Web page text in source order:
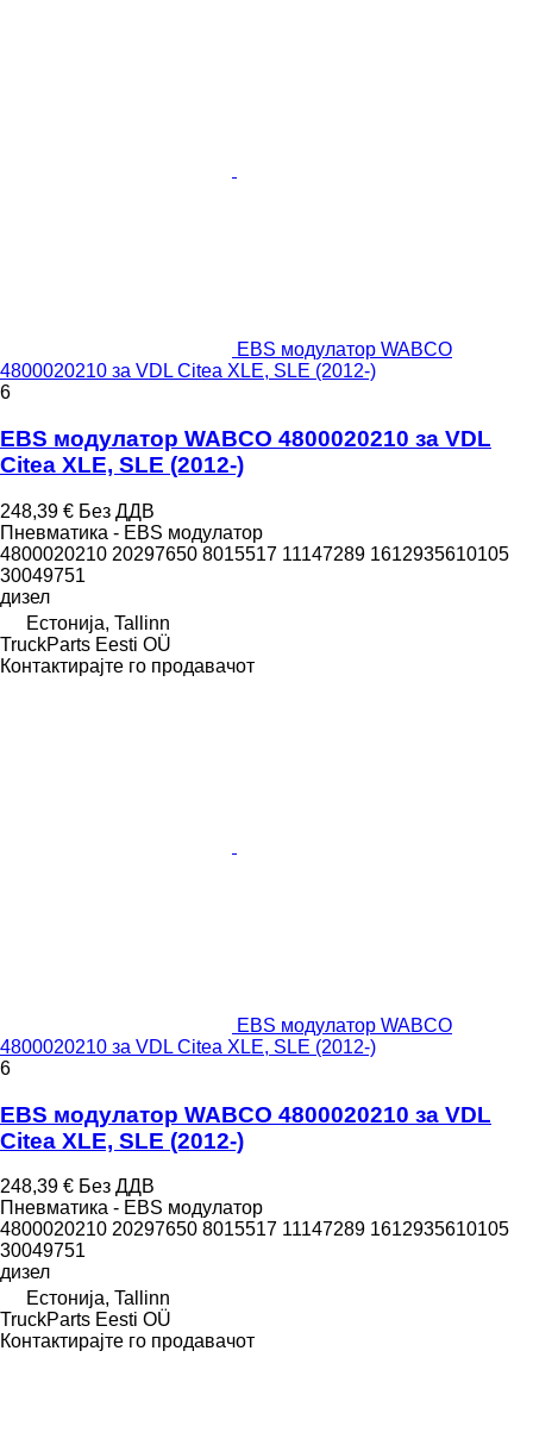
EBS модулатор WABCO
4800020210 за VDL Citea XLE, SLE (2012-)
6
EBS модулатор WABCO 4800020210 за VDL
Citea XLE, SLE (2012-)
248,39 € Без ДДВ
Пневматика - EBS модулатор
4800020210 20297650 8015517 11147289 1612935610105
30049751
дизел
Естонија, Tallinn
TruckParts Eesti OÜ
Контактирајте го продавачот
EBS модулатор WABCO
4800020210 за VDL Citea XLE, SLE (2012-)
6
EBS модулатор WABCO 4800020210 за VDL
Citea XLE, SLE (2012-)
248,39 € Без ДДВ
Пневматика - EBS модулатор
4800020210 20297650 8015517 11147289 1612935610105
30049751
дизел
Естонија, Tallinn
TruckParts Eesti OÜ
Контактирајте го продавачот